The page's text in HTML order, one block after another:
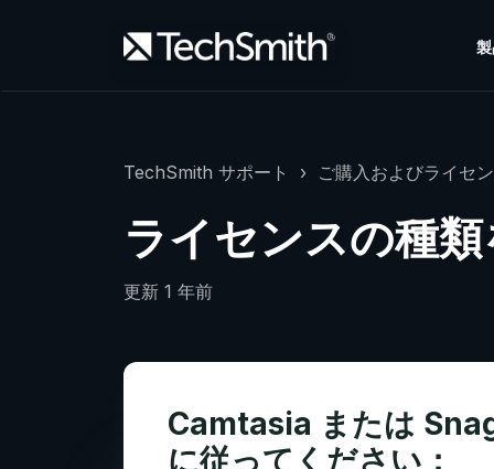
TechSmith サポート ご購入およびライセ
ライセンスの種
更新 1 年前
Camtasia または
に従ってください：